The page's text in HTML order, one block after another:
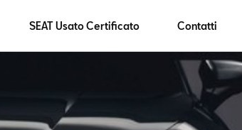
SEAT Usato Certificato Contatti